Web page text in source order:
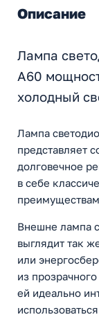
Описание
Лампа
A60
холодный
Лампа
представляет
долговечное
в себе
Внешне лампа
выглядит так
или
из
ей идеально